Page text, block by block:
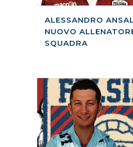
ALESSANDRO
NUOVO
SQUADRA